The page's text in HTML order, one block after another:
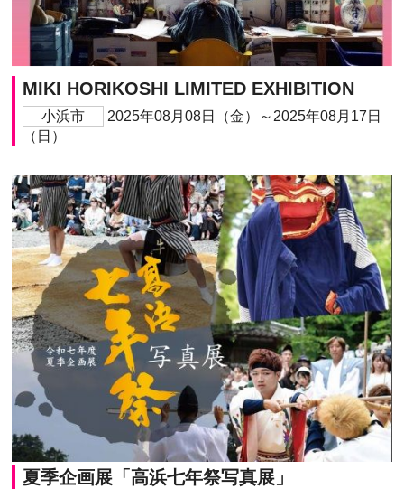
MIKI HORIKOSHI LIMITED EXHIBITION
小浜市
2025年08月08日（金）～2025年08月17日
（日）
夏季企画展「高浜七年祭写真展」